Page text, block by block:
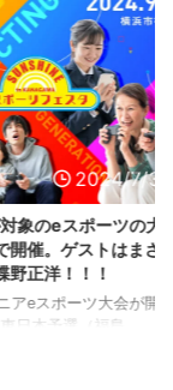
31
大
さ
開
大
セール、ク
セガのサ
『ユニコ
『ペルソ